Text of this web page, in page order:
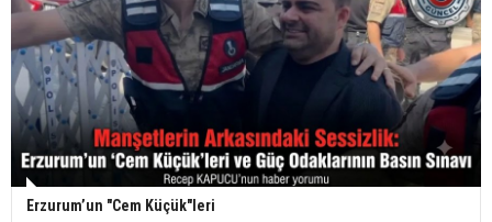
Erzurum’un "Cem Küçük"leri